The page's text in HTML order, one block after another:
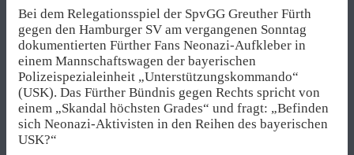
Bei dem Relegationsspiel der SpvGG Greuther Fürth
gegen den Hamburger SV am vergangenen Sonntag
dokumentierten Fürther Fans Neonazi-Aufkleber in
einem Mannschaftswagen der bayerischen
Polizeispezialeinheit „Unterstützungskommando“
(USK). Das Fürther Bündnis gegen Rechts spricht von
einem „Skandal höchsten Grades“ und fragt: „Befinden
sich Neonazi-Aktivisten in den Reihen des bayerischen
USK?“